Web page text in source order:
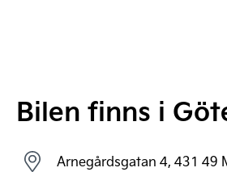
Bilen finns i
Arnegårdsgatan 4, 431 49